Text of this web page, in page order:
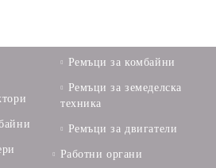
Ремъци за комбайни
Ремъци за земеделска
техника
Ремъци за двигатели
Работни органи